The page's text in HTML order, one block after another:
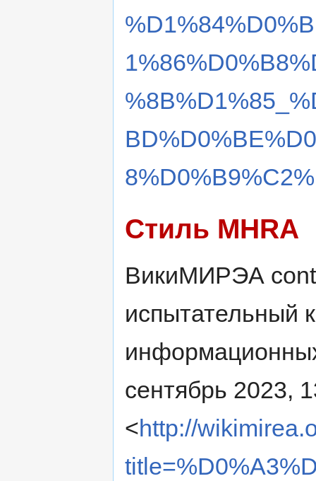
Стиль MHRA
ВикиМИРЭА
испытательный
сентябрь 2023,
<http://